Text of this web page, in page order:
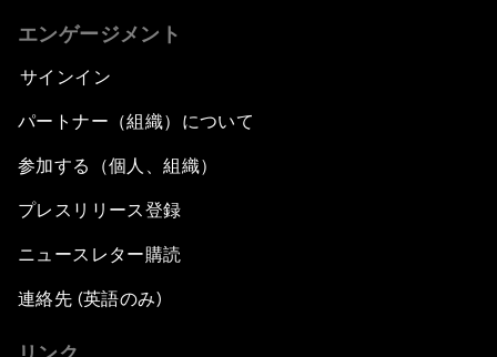
エンゲージメント
サインイン
パートナー（組織）について
参加する（個人、組織）
プレスリリース登録
ニュースレター購読
連絡先 (英語のみ)